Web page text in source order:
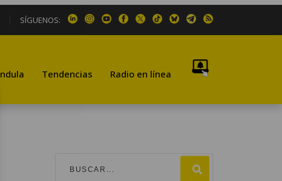
SÍGUENOS:
Tendencias Radio en línea